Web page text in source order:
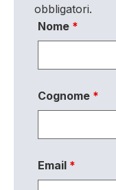
obbligatori.
Nome *
Cognome *
Email *